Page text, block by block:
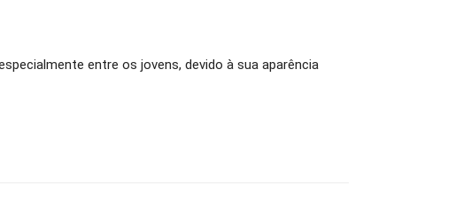
entre os jovens, devido à sua aparência